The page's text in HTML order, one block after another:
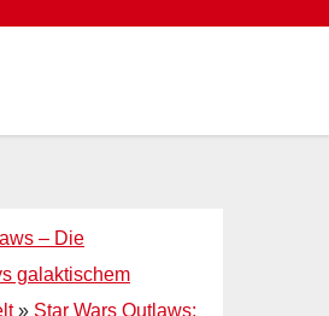
– Die
galaktischem
» Star Wars Outlaws: